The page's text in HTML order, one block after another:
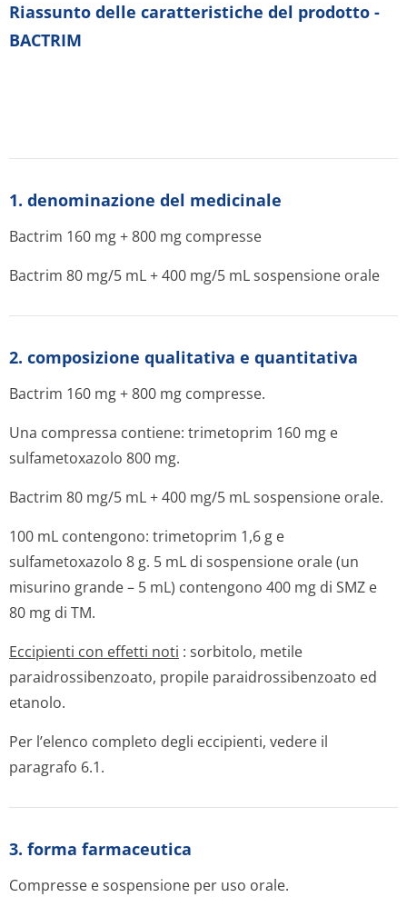
Riassunto delle caratteristiche del prodotto -
BACTRIM
1. denominazione del medicinale
Bactrim 160 mg + 800 mg compresse
Bactrim 80 mg/5 mL + 400 mg/5 mL sospensione orale
2. composizione qualitativa e quantitativa
Bactrim 160 mg + 800 mg compresse.
Una compressa contiene: trimetoprim 160 mg e
sulfametoxazolo 800 mg.
Bactrim 80 mg/5 mL + 400 mg/5 mL sospensione orale.
100 mL contengono: trimetoprim 1,6 g e
sulfametoxazolo 8 g. 5 mL di sospensione orale (un
misurino grande – 5 mL) contengono 400 mg di SMZ e
80 mg di TM.
Eccipienti con effetti noti : sorbitolo, metile
paraidrossiben­zoato, propile paraidrossibenzoato ed
etanolo.
Per l’elenco completo degli eccipienti, vedere il
paragrafo 6.1.
3. forma farmaceutica
Compresse e sospensione per uso orale.